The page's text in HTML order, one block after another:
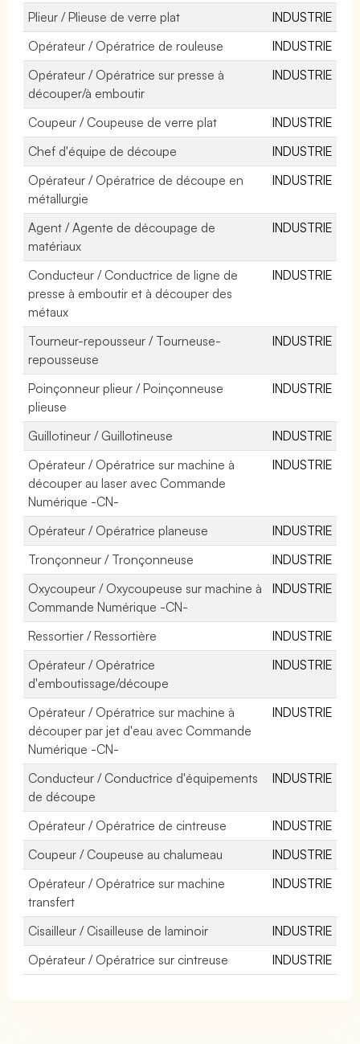
Plieur / Plieuse de verre plat
INDUSTRIE
Opérateur / Opératrice de rouleuse
INDUSTRIE
Opérateur / Opératrice sur presse à
découper/à emboutir
INDUSTRIE
Coupeur / Coupeuse de verre plat
INDUSTRIE
Chef d'équipe de découpe
INDUSTRIE
Opérateur / Opératrice de découpe en
métallurgie
INDUSTRIE
Agent / Agente de découpage de
matériaux
INDUSTRIE
Conducteur / Conductrice de ligne de
presse à emboutir et à découper des
métaux
INDUSTRIE
Tourneur-repousseur / Tourneuse-
repousseuse
INDUSTRIE
Poinçonneur plieur / Poinçonneuse
plieuse
INDUSTRIE
Guillotineur / Guillotineuse
INDUSTRIE
Opérateur / Opératrice sur machine à
découper au laser avec Commande
Numérique -CN-
INDUSTRIE
Opérateur / Opératrice planeuse
INDUSTRIE
Tronçonneur / Tronçonneuse
INDUSTRIE
Oxycoupeur / Oxycoupeuse sur machine à
Commande Numérique -CN-
INDUSTRIE
Ressortier / Ressortière
INDUSTRIE
Opérateur / Opératrice
d'emboutissage/découpe
INDUSTRIE
Opérateur / Opératrice sur machine à
découper par jet d'eau avec Commande
Numérique -CN-
INDUSTRIE
Conducteur / Conductrice d'équipements
de découpe
INDUSTRIE
Opérateur / Opératrice de cintreuse
INDUSTRIE
Coupeur / Coupeuse au chalumeau
INDUSTRIE
Opérateur / Opératrice sur machine
transfert
INDUSTRIE
Cisailleur / Cisailleuse de laminoir
INDUSTRIE
Opérateur / Opératrice sur cintreuse
INDUSTRIE